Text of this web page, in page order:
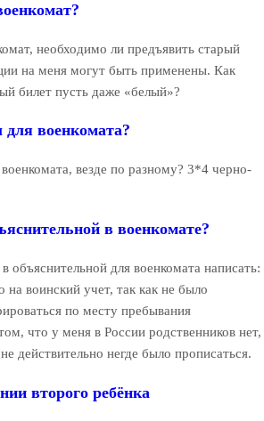
необходимо ли предъявить старый
на меня могут быть применены. Как
билет пусть даже «белый»?
военкомата?
везде по разному? 3*4 черно-
в военкомате?
для военкомата написать:
на воинский учет, так как не было
по месту пребывания
что у меня в России родственников нет,
действительно негде было прописаться.
второго ребёнка